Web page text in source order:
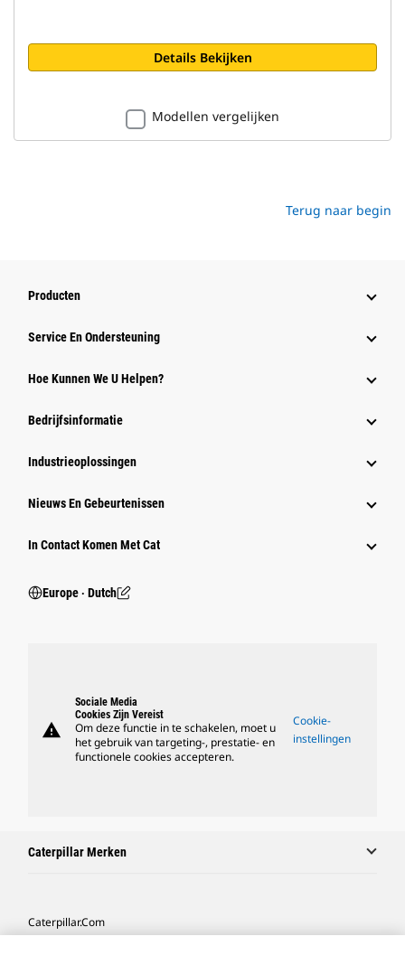
Details Bekijken
Modellen vergelijken
Terug naar begin
Producten
Service En Ondersteuning
Hoe Kunnen We U Helpen?
Bedrijfsinformatie
Industrieoplossingen
Nieuws En Gebeurtenissen
In Contact Komen Met Cat
Europe ‧ Dutch
warning
Sociale Media
Cookies Zijn Vereist
Om deze functie in te schakelen, moet u
het gebruik van targeting-, prestatie- en
functionele cookies accepteren.
Cookie-
instellingen
Caterpillar Merken
Caterpillar.com